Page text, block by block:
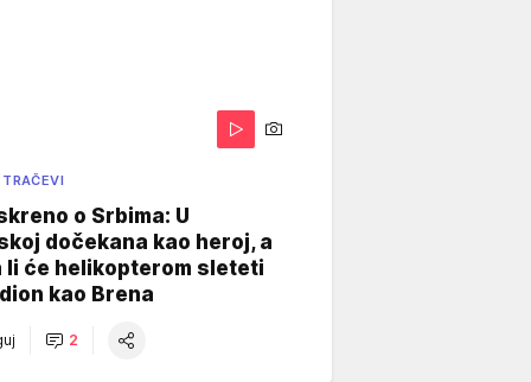
o Srbima: U
dočekana kao heroj, a
li će helikopterom sleteti
kao Brena
2